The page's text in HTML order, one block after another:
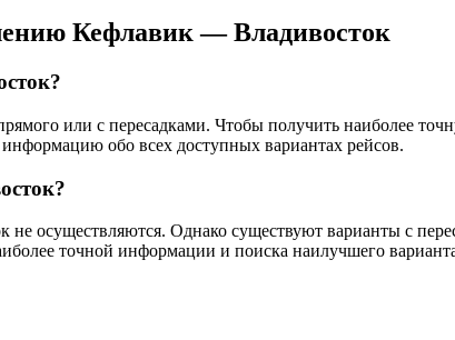
Кефлавик — Владивосток
или с пересадками. Чтобы получить наиболее
обо всех доступных вариантах рейсов.
осуществляются. Однако существуют варианты с
точной информации и поиска наилучшего